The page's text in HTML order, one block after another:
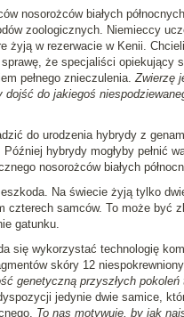
nosorożców białych
zoologicznych. Niemieccy
żyją w rezerwacie w Kenii.
że specjaliści opiekujący
pełnego znieczulenia.Zwierzę
do jakiegoś
do urodzenia hybrydy z
hybrydy mogłyby pełnić
nosorożców białych
Na świecie żyją tylko
czterech samców. To może być
gatunku.
się wykorzystać technologię
skóry 12
genetyczną przyszłych pokoleń
jedynie dwie samice,
To nas motywuje, by jak